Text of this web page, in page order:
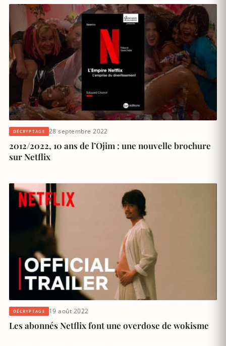
DÉCRYPTAGE 28 septembre 2022
2012/2022, 10 ans de l’Ojim : une nouvelle brochure
sur Netflix
DÉCRYPTAGE 19 août 2022
Les abonnés Netflix font une overdose de wokisme